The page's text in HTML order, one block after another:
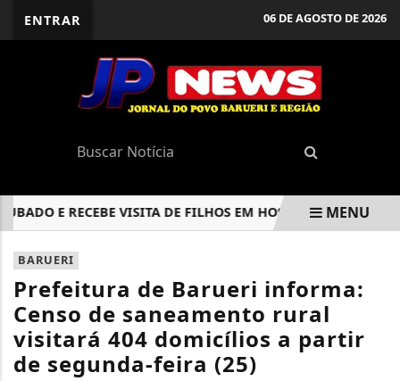
ENTRAR 06 DE AGOSTO DE 2026
E RECEBE VISITA DE FILHOS EM HOSPITAL TREM DA
EM ALTA
MENU
BARUERI
Prefeitura de Barueri informa:
Censo de saneamento rural
visitará 404 domicílios a partir
de segunda-feira (25)